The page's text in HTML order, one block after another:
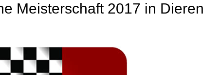
Meisterschaft 2017 in Dieren